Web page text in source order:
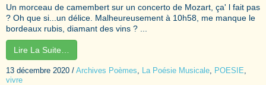
Un morceau de camembert sur un concerto de Mozart, ça' l fait pas
? Oh que si...un délice. Malheureusement à 10h58, me manque le
bordeaux rubis, diamant des vins ? ...
Lire La Suite…
13 décembre 2020 / Archives Poèmes La Poésie Musicale POESIE
vivre